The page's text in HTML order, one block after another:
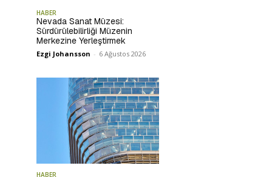
HABER
Nevada Sanat Müzesi:
Sürdürülebilirliği Müzenin
Merkezine Yerleştirmek
Ezgi Johansson - 6 Ağustos 2026
HABER